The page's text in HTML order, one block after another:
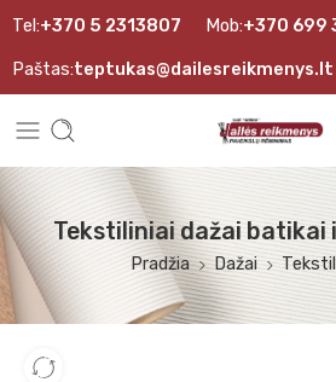
Tel:+370 5 2313807 Mob:+370 699
Paštas:teptukas@dailesreikmenys.lt
Tekstiliniai dažai batikai
Pradžia Dažai